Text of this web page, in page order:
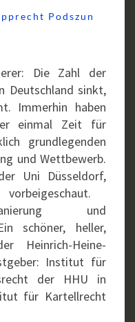
Podszun
Die Zahl der
Deutschland sinkt,
Immerhin haben
einmal Zeit für
grundlegenden
und Wettbewerb.
Uni Düsseldorf,
und
schöner, heller,
Heinrich-Heine-
Institut für
der HHU in
für Kartellrecht